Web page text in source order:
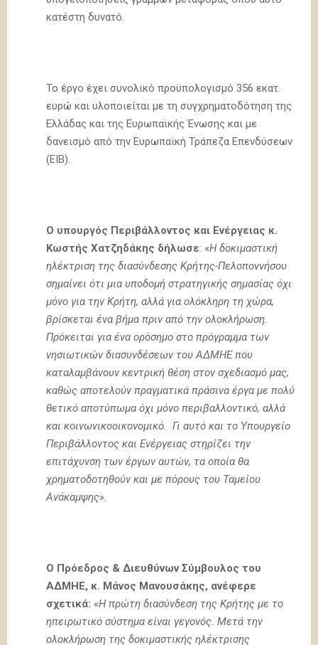
κατέστη δυνατό.
Το έργο έχει συνολικό προϋπολογισμό 356 εκατ.
ευρώ και υλοποιείται με τη συγχρηματοδότηση της
Ελλάδας και της Ευρωπαϊκής Ένωσης και με
δανεισμό από την Ευρωπαϊκή Τράπεζα Επενδύσεων
(ΕΙΒ).
Ο υπουργός Περιβάλλοντος και Ενέργειας κ.
Κωστής Χατζηδάκης δήλωσε: «Η δοκιμαστική
ηλέκτριση της διασύνδεσης Κρήτης-Πελοποννήσου
σημαίνει ότι μια υποδομή στρατηγικής σημασίας όχι
μόνο για την Κρήτη, αλλά για ολόκληρη τη χώρα,
βρίσκεται ένα βήμα πριν από την ολοκλήρωση.
Πρόκειται για ένα ορόσημο στο πρόγραμμα των
νησιωτικών διασυνδέσεων του ΑΔΜΗΕ που
καταλαμβάνουν κεντρική θέση στον σχεδιασμό μας,
καθώς αποτελούν πραγματικά πράσινα έργα με πολύ
θετικό αποτύπωμα όχι μόνο περιβαλλοντικό, αλλά
και κοινωνικοοικονομικό. Γι αυτό και το Υπουργείο
Περιβάλλοντος και Ενέργειας στηρίζει την
επιτάχυνση των έργων αυτών, τα οποία θα
χρηματοδοτηθούν και με πόρους του Ταμείου
Ανάκαμψης».
Ο Πρόεδρος & Διευθύνων Σύμβουλος του
ΑΔΜΗΕ, κ. Μάνος Μανουσάκης, ανέφερε
σχετικά: «Η πρώτη διασύνδεση της Κρήτης με το
ηπειρωτικό σύστημα είναι γεγονός. Μετά την
ολοκλήρωση της δοκιμαστικής ηλέκτρισης